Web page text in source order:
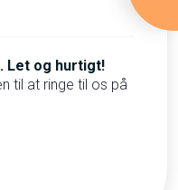
Let og hurtigt!
til at ringe til os på